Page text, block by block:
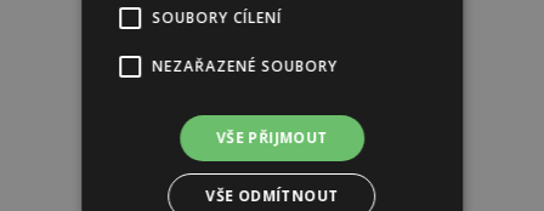
SOUBORY CÍLENÍ
NEZAŘAZENÉ SOUBORY
VŠE PŘIJMOUT
VŠE ODMÍTNOUT